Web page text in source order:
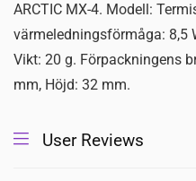
ARCTIC MX-4. Modell:
värmeledningsförmåga: 8,5
Vikt: 20 g. Förpackningens
mm, Höjd: 32 mm.
User Reviews